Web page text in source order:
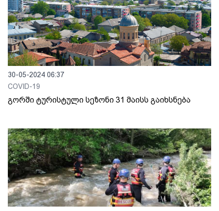
30-05-2024 06:37
COVID-19
გორში ტურისტული სეზონი 31 მაისს გაიხსნება